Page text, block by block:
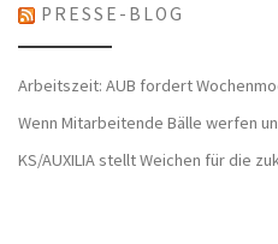
PRESSE-BLOG
Arbeitszeit: AUB fordert
Wenn Mitarbeitende Bälle werfen
KS/AUXILIA stellt Weichen für die